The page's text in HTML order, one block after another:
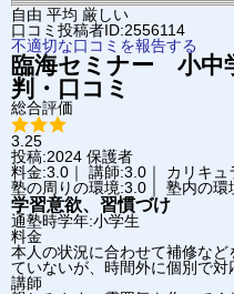
自由 平均 厳しい
口コミ投稿者ID:2556114
不適切な口コミを報告する
臨海セミナー 小中
判・口コミ
総合評価
3.25
投稿:2024 保護者
料金:3.0｜ 講師:3.0｜ カリキュ
塾の周りの環境:3.0｜ 塾内の環
学習意欲、習慣づけ
通塾時学年:小学生
料金
本人の状況に合わせて補修な
ていないが、時間外に個別で対
講師